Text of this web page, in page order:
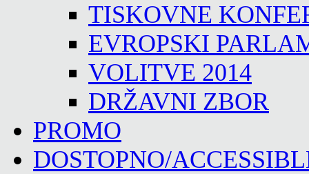
TISKOVNE
EVROPSKI
VOLITVE 2014
DRŽAVNI ZBOR
PROMO
DOSTOPNO/